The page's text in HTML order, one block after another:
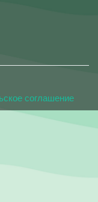
соглашение